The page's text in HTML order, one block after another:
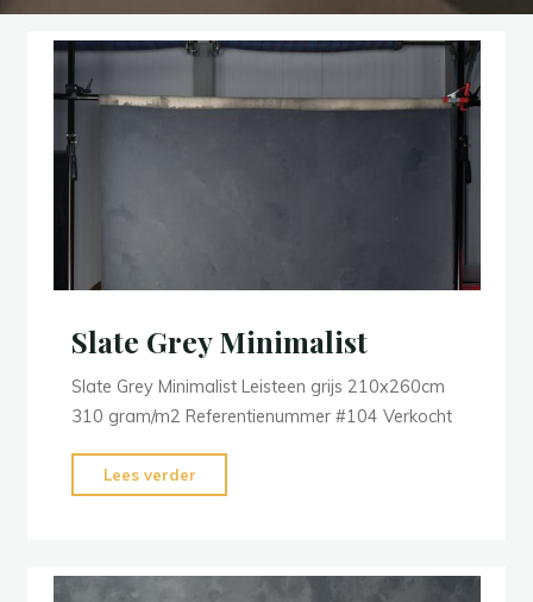
Slate Grey Minimalist
Slate Grey Minimalist Leisteen grijs 210x260cm
310 gram/m2 Referentienummer #104 Verkocht
Lees verder
Grey